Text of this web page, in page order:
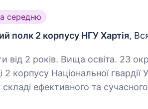
середню
полк 2 корпусу НГУ Хартія,
років. Вища освіта. 23 окремий
корпусу Національної гвардії
ефективного та сучасного